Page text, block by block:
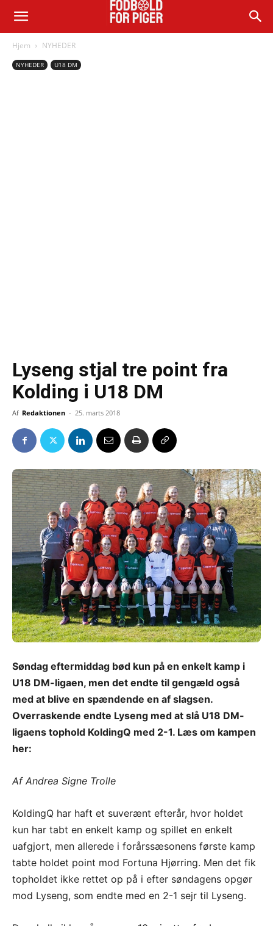
Hjem NYHEDER
NYHEDER U18 DM
Lyseng stjal tre point fra
Kolding i U18 DM
Af Redaktionen - 25. marts 2018
Søndag eftermiddag bød kun på en enkelt kamp i
U18 DM-ligaen, men det endte til gengæld også
med at blive en spændende en af slagsen.
Overraskende endte Lyseng med at slå U18 DM-
ligaens tophold KoldingQ med 2-1. Læs om kampen
her:
Af Andrea Signe Trolle
KoldingQ har haft et suverænt efterår, hvor holdet
kun har tabt en enkelt kamp og spillet en enkelt
uafgjort, men allerede i forårssæsonens første kamp
tabte holdet point mod Fortuna Hjørring. Men det fik
topholdet ikke rettet op på i efter søndagens opgør
mod Lyseng, som endte med en 2-1 sejr til Lyseng.